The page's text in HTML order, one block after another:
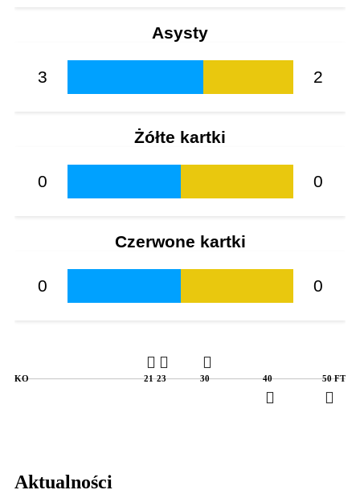
Asysty
3 2
Żółte kartki
0 0
Czerwone kartki
0 0
KO 21 23 30 40 50 FT
Aktualności